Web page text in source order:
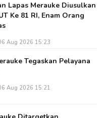
Lapas Merauke Diusulkan
Ke 81 RI, Enam Orang
Aug 2026 15:23
Tegaskan Pelayana
Aug 2026 15:21